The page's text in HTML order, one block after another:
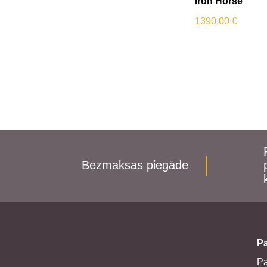
1390,00 €
Bezmaksas piegāde